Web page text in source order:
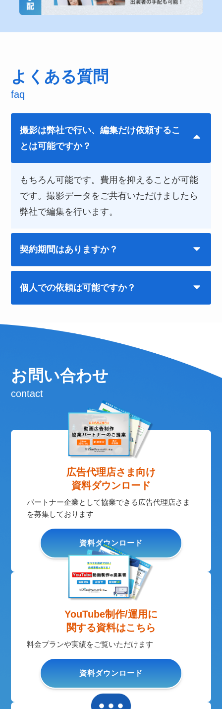
よくある質問
faq
撮影は弊社で行い、編集だけ依頼するこ
とは可能ですか？
もちろん可能です。費用を抑えることが可能
です。撮影データをご共有いただけましたら
弊社で編集を行います。
契約期間はありますか？
個人での依頼は可能ですか？
お問い合わせ
contact
広告代理店さま向け
資料ダウンロード
パートナー企業として協業できる広告代理店さま
を募集しております
資料ダウンロード
YouTube制作/運用に
関する資料はこちら
料金プランや実績をご覧いただけます
資料ダウンロード